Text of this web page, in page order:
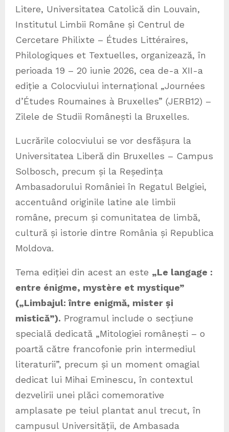
Litere, Universitatea Catolică din Louvain,
Institutul Limbii Române și Centrul de
Cercetare Philixte – Études Littéraires,
Philologiques et Textuelles, organizează, în
perioada 19 – 20 iunie 2026, cea de-a XII-a
ediție a Colocviului internațional „Journées
d’Études Roumaines à Bruxelles” (JERB12) –
Zilele de Studii Românești la Bruxelles.
Lucrările colocviului se vor desfășura la
Universitatea Liberă din Bruxelles – Campus
Solbosch, precum și la Reședința
Ambasadorului României în Regatul Belgiei,
accentuând originile latine ale limbii
române, precum și comunitatea de limbă,
cultură și istorie dintre România și Republica
Moldova.
Tema ediției din acest an este „Le langage :
entre énigme, mystère et mystique”
(„Limbajul: între enigmă, mister și
mistică”). Programul include o secțiune
specială dedicată „Mitologiei românești – o
poartă către francofonie prin intermediul
literaturii”, precum și un moment omagial
dedicat lui Mihai Eminescu, în contextul
dezvelirii unei plăci comemorative
amplasate pe teiul plantat anul trecut, în
campusul Universității, de Ambasada